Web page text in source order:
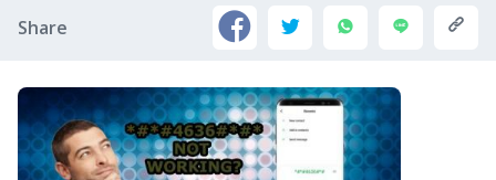
Share